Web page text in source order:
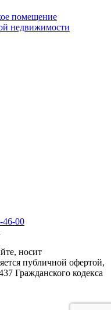
помещение
недвижимости
46-00
носит
публичной офертой,
Гражданского кодекса